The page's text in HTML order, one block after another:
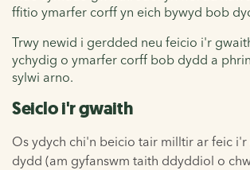
ffitio ymarfer corff yn eich bywyd bob
Trwy newid i gerdded neu feicio i'r
ychydig o ymarfer corff bob dydd a
sylwi arno.
Seiclo i'r gwaith
Os ydych chi'n beicio tair milltir ar feic
dydd (am gyfanswm taith ddyddiol o